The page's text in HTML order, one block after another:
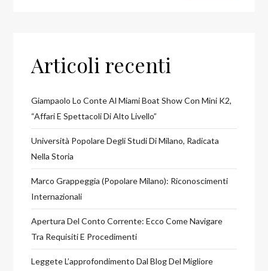
Articoli recenti
Giampaolo Lo Conte Al Miami Boat Show Con Mini K2,
“affari E Spettacoli Di Alto Livello”
Università Popolare Degli Studi Di Milano, Radicata
Nella Storia
Marco Grappeggia (Popolare Milano): Riconoscimenti
Internazionali
Apertura Del Conto Corrente: Ecco Come Navigare
Tra Requisiti E Procedimenti
Leggete L’approfondimento Dal Blog Del Migliore